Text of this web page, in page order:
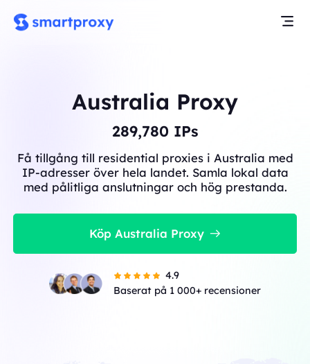
Australia Proxy
289,780IPs
Få tillgång till residential proxies i Australia med
IP-adresser över hela landet. Samla lokal data
med pålitliga anslutningar och hög prestanda.
Köp Australia Proxy
4.9
Baserat på 1 000+ recensioner